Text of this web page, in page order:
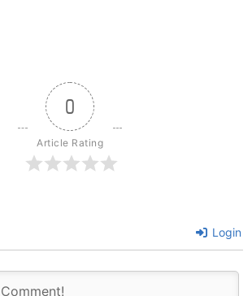
0
Article Rating
Login